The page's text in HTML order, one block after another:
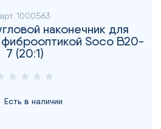
арт. 1000563
наконечник для
фиброоптикой Soco B20-
7 (20:1)
Есть в наличии